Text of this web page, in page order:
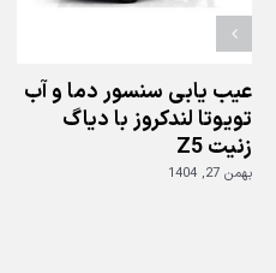
عیب یابی سنسور دما و آب
تویوتا لندکروز با دیاگ
زنیت Z5
بهمن 27, 1404